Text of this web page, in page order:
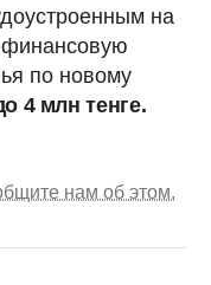
на
финансовую
по новому
4 млн тенге.
нам об этом.